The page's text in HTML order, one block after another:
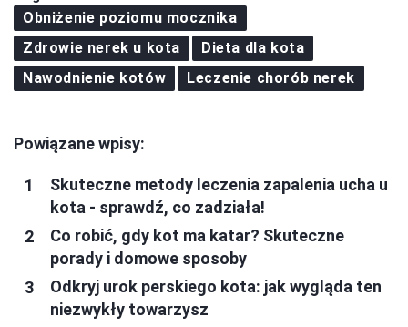
Obniżenie poziomu mocznika
Zdrowie nerek u kota
Dieta dla kota
Nawodnienie kotów
Leczenie chorób nerek
Powiązane wpisy:
Skuteczne metody leczenia zapalenia ucha u
kota - sprawdź, co zadziała!
Co robić, gdy kot ma katar? Skuteczne
porady i domowe sposoby
Odkryj urok perskiego kota: jak wygląda ten
niezwykły towarzysz